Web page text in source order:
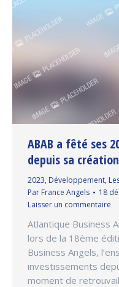
ABAB a fêté ses
depuis sa création
2023, Développement,
Par France Angels
18
Laisser un commentaire
Atlantique Business
lors de la 18ème
Business Angels,
investissements
moment de